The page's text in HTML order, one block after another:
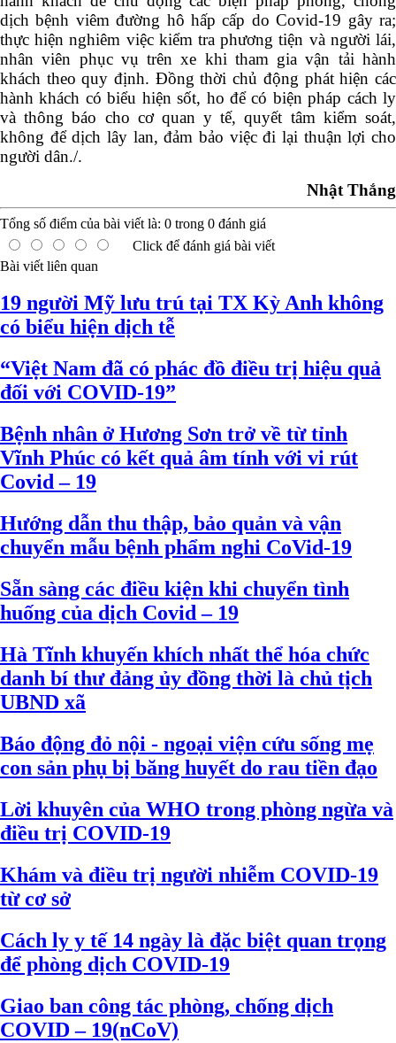
dịch bệnh viêm đường hô hấp cấp do Covid-19 gây ra;
thực hiện nghiêm việc kiểm tra phương tiện và người lái,
nhân viên phục vụ trên xe khi tham gia vận tải hành
khách theo quy định. Đồng thời chủ động phát hiện các
hành khách có biểu hiện sốt, ho để có biện pháp cách ly
và thông báo cho cơ quan y tế, quyết tâm kiểm soát,
không để dịch lây lan, đảm bảo việc đi lại thuận lợi cho
người dân./.
Nhật Thắng
Tổng số điểm của bài viết là: 0 trong 0 đánh giá
Click để đánh giá bài viết
Bài viết liên quan
19 người Mỹ lưu trú tại TX Kỳ Anh không
có biểu hiện dịch tễ
“Việt Nam đã có phác đồ điều trị hiệu quả
đối với COVID-19”
Bệnh nhân ở Hương Sơn trở về từ tỉnh
Vĩnh Phúc có kết quả âm tính với vi rút
Covid – 19
Hướng dẫn thu thập, bảo quản và vận
chuyển mẫu bệnh phẩm nghi CoVid-19
Sẵn sàng các điều kiện khi chuyển tình
huống của dịch Covid – 19
Hà Tĩnh khuyến khích nhất thể hóa chức
danh bí thư đảng ủy đồng thời là chủ tịch
UBND xã
Báo động đỏ nội - ngoại viện cứu sống mẹ
con sản phụ bị băng huyết do rau tiền đạo
Lời khuyên của WHO trong phòng ngừa và
điều trị COVID-19
Khám và điều trị người nhiễm COVID-19
từ cơ sở
Cách ly y tế 14 ngày là đặc biệt quan trọng
để phòng dịch COVID-19
Giao ban công tác phòng, chống dịch
COVID – 19(nCoV)